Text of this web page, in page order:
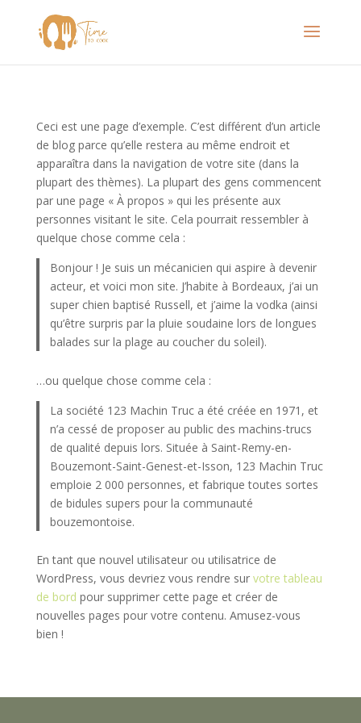
Ceci est une page d’exemple. C’est différent d’un article
de blog parce qu’elle restera au même endroit et
apparaîtra dans la navigation de votre site (dans la
plupart des thèmes). La plupart des gens commencent
par une page « À propos » qui les présente aux
personnes visitant le site. Cela pourrait ressembler à
quelque chose comme cela :
Bonjour ! Je suis un mécanicien qui aspire à devenir
acteur, et voici mon site. J’habite à Bordeaux, j’ai un
super chien baptisé Russell, et j’aime la vodka (ainsi
qu’être surpris par la pluie soudaine lors de longues
balades sur la plage au coucher du soleil).
…ou quelque chose comme cela :
La société 123 Machin Truc a été créée en 1971, et
n’a cessé de proposer au public des machins-trucs
de qualité depuis lors. Située à Saint-Remy-en-
Bouzemont-Saint-Genest-et-Isson, 123 Machin Truc
emploie 2 000 personnes, et fabrique toutes sortes
de bidules supers pour la communauté
bouzemontoise.
En tant que nouvel utilisateur ou utilisatrice de
WordPress, vous devriez vous rendre sur votre tableau
de bord pour supprimer cette page et créer de
nouvelles pages pour votre contenu. Amusez-vous
bien !